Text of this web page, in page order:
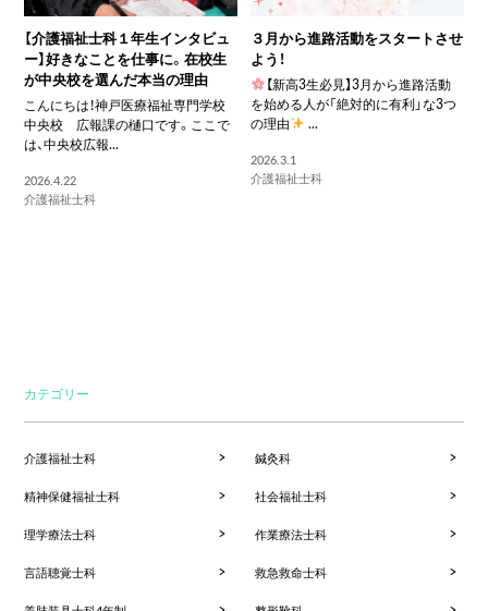
【介護福祉士科１年生インタビュ
ー】好きなことを仕事に。在校生
が中央校を選んだ本当の理由
こんにちは！神戸医療福祉専門学校
中央校 広報課の樋口です。ここで
は、中央校広報...
2026.4.22
介護福祉士科
３月から進路活動をスタートさせ
よう！
【新高3生必見】3月から進路活動
を始める人が「絶対的に有利」な3つ
の理由
...
2026.3.1
介護福祉士科
カテゴリー
介護福祉士科 鍼灸科
精神保健福祉士科 社会福祉士科
理学療法士科 作業療法士科
言語聴覚士科 救急救命士科